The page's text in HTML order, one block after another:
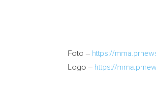
Foto – https://
Logo – https://